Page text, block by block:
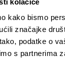
kako bismo
značajke
podatke o
s partnerima